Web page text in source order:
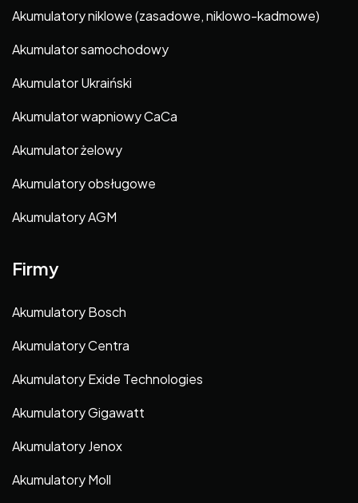
Akumulatory niklowe (zasadowe, niklowo-kadmowe)
Akumulator samochodowy
Akumulator Ukraiński
Akumulator wapniowy CaCa
Akumulator żelowy
Akumulatory obsługowe
Akumulatory AGM
Firmy
Akumulatory Bosch
Akumulatory Centra
Akumulatory Exide Technologies
Akumulatory Gigawatt
Akumulatory Jenox
Akumulatory Moll